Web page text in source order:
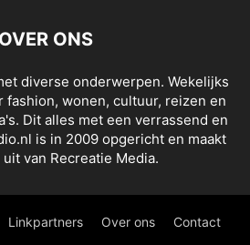
OVER ONS
diverse onderwerpen. Wekelijks
fashion, wonen, cultuur, reizen en
Dit alles met een verrassend en
is in 2009 opgericht en maakt
van Recreatie Media.
Linkpartners Over ons Contact